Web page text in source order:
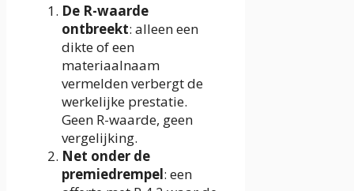
De R-waarde
ontbreekt: alleen een
dikte of een
materiaalnaam
vermelden verbergt de
werkelijke prestatie.
Geen R-waarde, geen
vergelijking.
Net onder de
premiedrempel: een